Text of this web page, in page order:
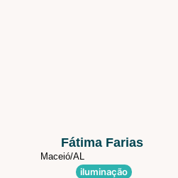
Fátima Farias
Maceió/AL
iluminação